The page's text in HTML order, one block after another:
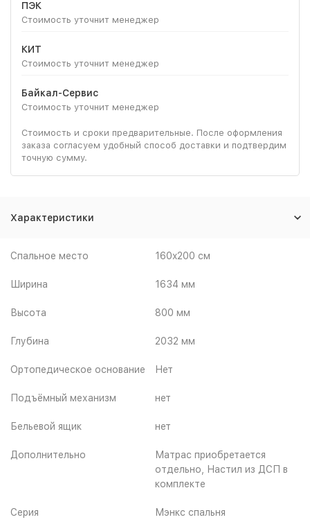
ПЭК
Стоимость уточнит менеджер
КИТ
Стоимость уточнит менеджер
Байкал-Сервис
Стоимость уточнит менеджер
Стоимость и сроки предварительные. После оформления
заказа согласуем удобный способ доставки и подтвердим
точную сумму.
Характеристики
Спальное место 160x200 см
Ширина 1634 мм
Высота 800 мм
Глубина 2032 мм
Ортопедическое основание Нет
Подъёмный механизм нет
Бельевой ящик нет
Дополнительно
Матрас приобретается
отдельно, Настил из ДСП в
комплекте
Серия Мэнкс спальня